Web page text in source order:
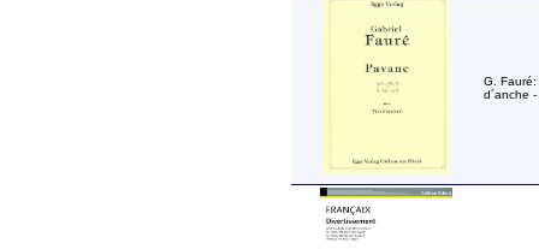
G.
d´anche